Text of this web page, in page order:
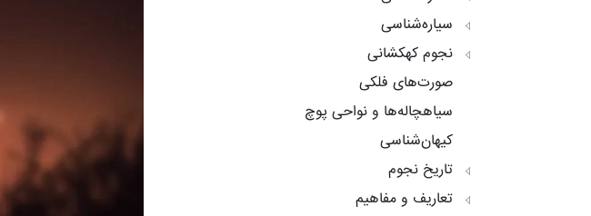
سیاره‌شناسی
نجوم کهکشانی
صورت‌های فلکی
سیاهچاله‌ها و نواحی پوچ
کیهان‌شناسی
تاریخ نجوم
تعاریف و مفاهیم